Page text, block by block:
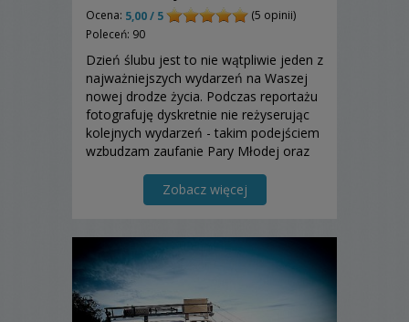
Ocena: 5,00 / 5
(5 opinii)
Poleceń: 90
Dzień ślubu jest to nie wątpliwie jeden z
najważniejszych wydarzeń na Waszej
nowej drodze życia. Podczas reportażu
fotografuję dyskretnie nie reżyserując
kolejnych wydarzeń - takim podejściem
wzbudzam zaufanie Pary Młodej oraz
przewidywaniu przyszłości, by być
Zobacz więcej